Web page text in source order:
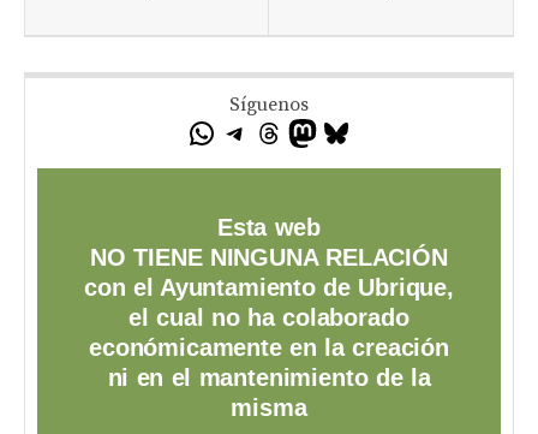
Síguenos
Esta web
NO TIENE NINGUNA RELACIÓN
con el Ayuntamiento de Ubrique,
el cual no ha colaborado
económicamente en la creación
ni en el mantenimiento de la
misma